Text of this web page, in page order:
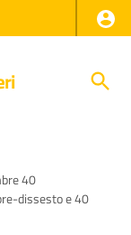
40
dissesto e 40